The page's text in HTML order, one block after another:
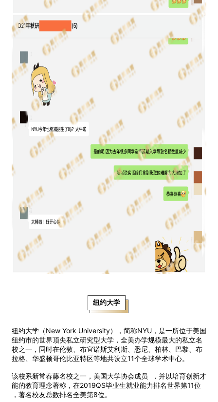
纽约大学
纽约大学（New York University），简称NYU，是一所位于美国
纽约市的世界顶尖私立研究型大学，全美办学规模最大的私立名
校之一，同时在伦敦、布宜诺斯艾利斯、悉尼、柏林、巴黎、布
拉格、华盛顿哥伦比亚特区等地共设立11个全球学术中心。
该校系新常春藤名校之一，美国大学协会成员 ，并以培育创新才
能的教育理念著称，在2019QS毕业生就业能力排名世界第11位
，著名校友总数排名全美第8位。